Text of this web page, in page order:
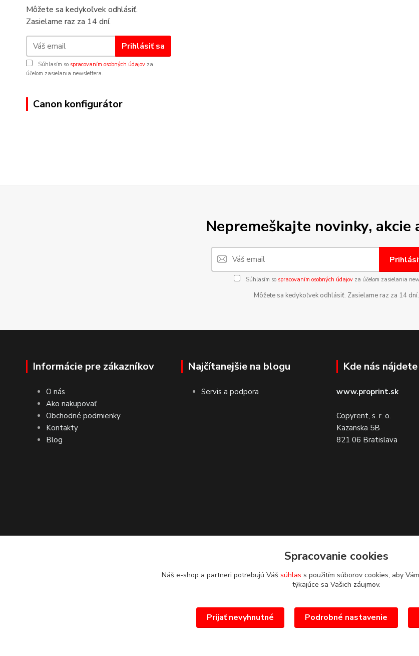
Môžete sa kedykoľvek odhlásiť.
Zasielame raz za 14 dní.
Prihlásiť sa
Súhlasím so spracovaním osobných údajov za
účelom zasielania newslettera.
Canon konfigurátor
Nepremeškajte novinky, akcie
Súhlasím so spracovaním osobných údajovza účelom zasielania
Môžete sa kedykoľvek odhlásiť. Zasielame raz za 14 dní.
Informácie pre zákazníkov
O nás
Ako nakupovať
Obchodné podmienky
Kontakty
Blog
Najčítanejšie na blogu
Servis a podpora
Kde nás nájdete
www.proprint.sk
Copyrent, s. r. o.
Kazanska 5B
821 06 Bratislava
Spracovanie cookies
Náš e-shop a partneri potrebujú Váš súhlas s použitím súborov cookies, aby
týkajúce sa Vašich záujmov.
Prijať nevyhnutné Podrobné nastavenie